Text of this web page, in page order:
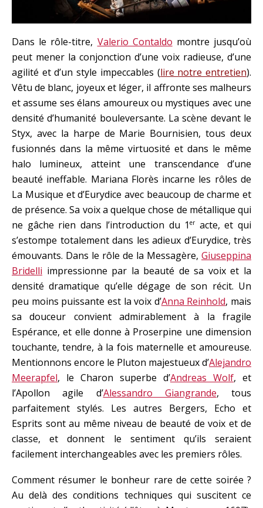
Dans le rôle-titre, Valerio Contaldo montre jusqu’où
peut mener la conjonction d’une voix radieuse, d’une
agilité et d’un style impeccables (lire notre entretien).
Vêtu de blanc, joyeux et léger, il affronte ses malheurs
et assume ses élans amoureux ou mystiques avec une
densité d’humanité bouleversante. La scène devant le
Styx, avec la harpe de Marie Bournisien, tous deux
fusionnés dans la même virtuosité et dans le même
halo lumineux, atteint une transcendance d’une
beauté ineffable. Mariana Florès incarne les rôles de
La Musique et d’Eurydice avec beaucoup de charme et
de présence. Sa voix a quelque chose de métallique qui
ne gâche rien dans l’introduction du 1eracte, et qui
s’estompe totalement dans les adieux d’Eurydice, très
émouvants. Dans le rôle de la Messagère, Giuseppina
Bridelli impressionne par la beauté de sa voix et la
densité dramatique qu’elle dégage de son récit. Un
peu moins puissante est la voix d’Anna Reinhold, mais
sa douceur convient admirablement à la fragile
Espérance, et elle donne à Proserpine une dimension
touchante, tendre, à la fois maternelle et amoureuse.
Mentionnons encore le Pluton majestueux d’Alejandro
Meerapfel, le Charon superbe d’Andreas Wolf, et
l’Apollon agile d’Alessandro Giangrande, tous
parfaitement stylés. Les autres Bergers, Echo et
Esprits sont au même niveau de beauté de voix et de
classe, et donnent le sentiment qu’ils seraient
facilement interchangeables avec les premiers rôles.
Comment résumer le bonheur rare de cette soirée ?
Au delà des conditions techniques qui suscitent ce